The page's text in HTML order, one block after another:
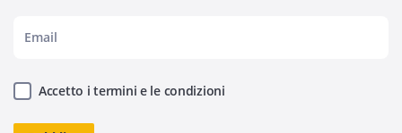
Accetto i termini e le condizioni